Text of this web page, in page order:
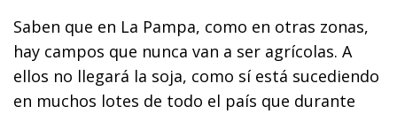
Saben que en La Pampa, como en otras zonas,
hay campos que nunca van a ser agrícolas. A
ellos no llegará la soja, como sí está sucediendo
en muchos lotes de todo el país que durante